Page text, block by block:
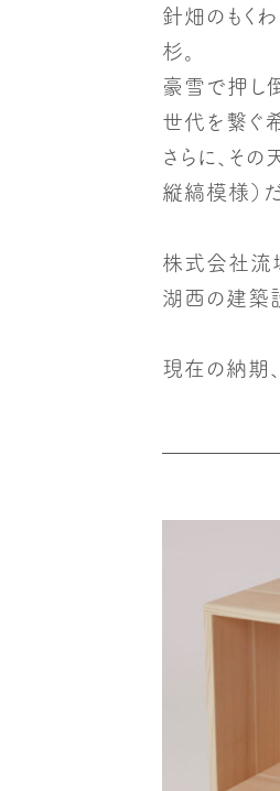
針畑のもく
杉。
豪雪で押し
世代を繋ぐ
さらに、そ
縦縞模様）
株式会社流
湖西の建築
現在の納期